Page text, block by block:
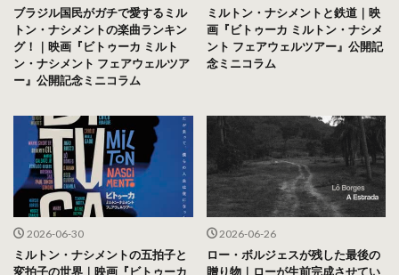
ブラジル国民がガチで愛するミル
トン・ナシメントの楽曲ランキン
グ！｜映画『ビトゥーカ ミルト
ン・ナシメント フェアウェルツア
ー』公開記念ミニコラム
ミルトン・ナシメントと鉄道｜映
画『ビトゥーカ ミルトン・ナシメ
ント フェアウェルツアー』公開記
念ミニコラム
2026-06-30
ミルトン・ナシメントの五拍子と
変拍子の世界｜映画『ビトゥーカ
2026-06-26
ロー・ボルジェスが残した最後の
贈り物｜ローが生前完成させてい